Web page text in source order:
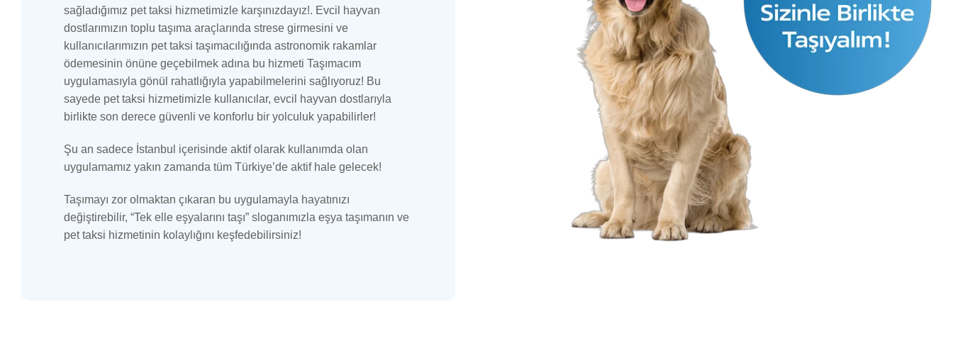
sağladığımız pet taksi hizmetimizle karşınızdayız!. Evcil hayvan
dostlarımızın toplu taşıma araçlarında strese girmesini ve
kullanıcılarımızın pet taksi taşımacılığında astronomik rakamlar
ödemesinin önüne geçebilmek adına bu hizmeti Taşımacım
uygulamasıyla gönül rahatlığıyla yapabilmelerini sağlıyoruz! Bu
sayede pet taksi hizmetimizle kullanıcılar, evcil hayvan dostlarıyla
birlikte son derece güvenli ve konforlu bir yolculuk yapabilirler!
Şu an sadece İstanbul içerisinde aktif olarak kullanımda olan
uygulamamız yakın zamanda tüm Türkiye’de aktif hale gelecek!
Taşımayı zor olmaktan çıkaran bu uygulamayla hayatınızı
değiştirebilir, “Tek elle eşyalarını taşı” sloganımızla eşya taşımanın ve
pet taksi hizmetinin kolaylığını keşfedebilirsiniz!